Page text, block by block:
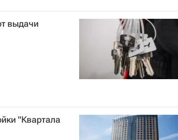
выдачи
"Квартала